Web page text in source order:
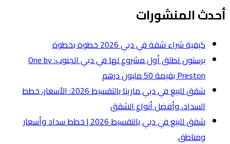
برستون تطلق أول مشروع لها في دبي الجنوب: One by
شقق للبيع في دبي مارينا بالتقسيط 2026: الأسعار، خطط
شقق للبيع في دبي بالتقسيط 2026 | خطط سداد وأسعار